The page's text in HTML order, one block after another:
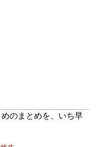
めのまとめを、いち早